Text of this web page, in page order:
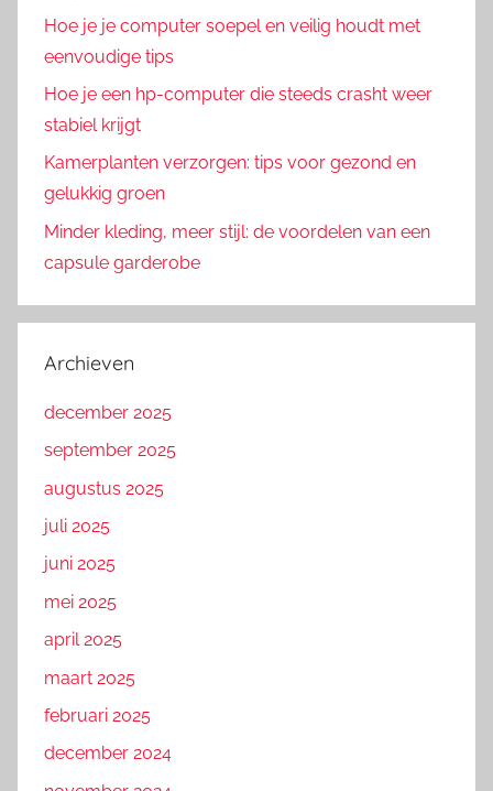
Hoe je je computer soepel en veilig houdt met
eenvoudige tips
Hoe je een hp-computer die steeds crasht weer
stabiel krijgt
Kamerplanten verzorgen: tips voor gezond en
gelukkig groen
Minder kleding, meer stijl: de voordelen van een
capsule garderobe
Archieven
december 2025
september 2025
augustus 2025
juli 2025
juni 2025
mei 2025
april 2025
maart 2025
februari 2025
december 2024